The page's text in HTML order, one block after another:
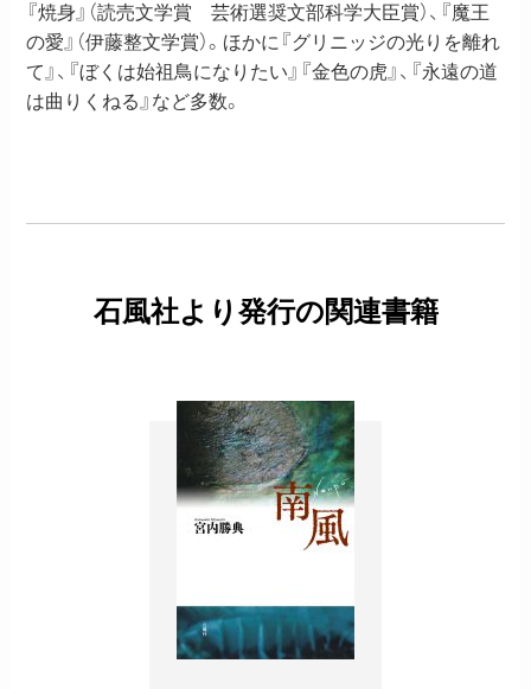
『焼身』（読売文学賞 芸術選奨文部科学大臣賞）、『魔王
の愛』（伊藤整文学賞）。ほかに『グリニッジの光りを離れ
て』、『ぼくは始祖鳥になりたい』『金色の虎』、『永遠の道
は曲りくねる』など多数。
石風社より発行の関連書籍